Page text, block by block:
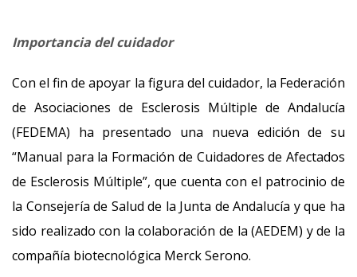
Importancia del cuidador
Con el fin de apoyar la figura del cuidador, la Federación
de Asociaciones de Esclerosis Múltiple de Andalucía
(FEDEMA) ha presentado una nueva edición de su
“Manual para la Formación de Cuidadores de Afectados
de Esclerosis Múltiple”, que cuenta con el patrocinio de
la Consejería de Salud de la Junta de Andalucía y que ha
sido realizado con la colaboración de la (AEDEM) y de la
compañía biotecnológica Merck Serono.